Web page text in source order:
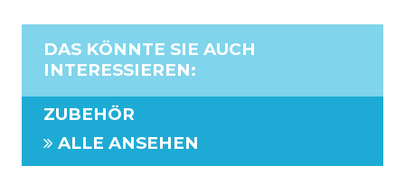
DAS KÖNNTE SIE AUCH
INTERESSIEREN:
ZUBEHÖR
ALLE ANSEHEN